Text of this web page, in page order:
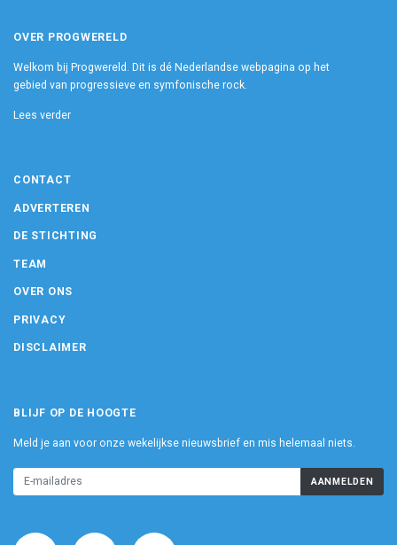
OVER PROGWERELD
Welkom bij Progwereld. Dit is dé Nederlandse webpagina op het
gebied van progressieve en symfonische rock.
Lees verder
CONTACT
ADVERTEREN
DE STICHTING
TEAM
OVER ONS
PRIVACY
DISCLAIMER
BLIJF OP DE HOOGTE
Meld je aan voor onze wekelijkse nieuwsbrief en mis helemaal niets.
AANMELDEN